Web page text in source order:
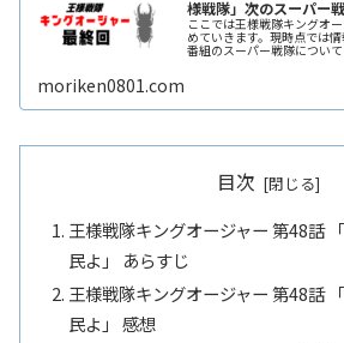
様戦隊」次のスーパー
ここでは王様戦隊キングオ
めていきます。現時点では
番組のスーパー戦隊につい
開！！＞＞＞爆上戦隊ブン
moriken0801.com
目次
王様戦隊キングオージャー 第48話
民よ」 あらすじ
王様戦隊キングオージャー 第48話
民よ」 感想